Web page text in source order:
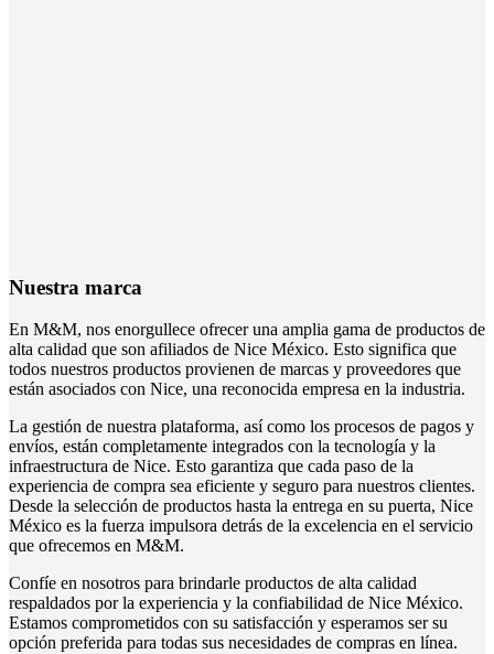
Nuestra marca
En M&M, nos enorgullece ofrecer una amplia gama de productos de
alta calidad que son afiliados de Nice México. Esto significa que
todos nuestros productos provienen de marcas y proveedores que
están asociados con Nice, una reconocida empresa en la industria.
La gestión de nuestra plataforma, así como los procesos de pagos y
envíos, están completamente integrados con la tecnología y la
infraestructura de Nice. Esto garantiza que cada paso de la
experiencia de compra sea eficiente y seguro para nuestros clientes.
Desde la selección de productos hasta la entrega en su puerta, Nice
México es la fuerza impulsora detrás de la excelencia en el servicio
que ofrecemos en M&M.
Confíe en nosotros para brindarle productos de alta calidad
respaldados por la experiencia y la confiabilidad de Nice México.
Estamos comprometidos con su satisfacción y esperamos ser su
opción preferida para todas sus necesidades de compras en línea.